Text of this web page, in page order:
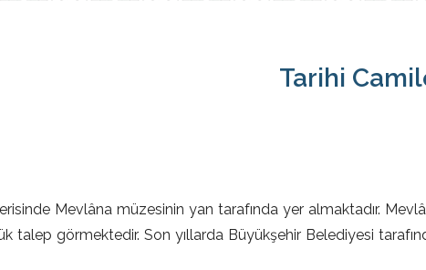
Tarihi
Mevlâna müzesinin yan tarafında yer almaktadır.
talep görmektedir. Son yıllarda Büyükşehir Belediyesi